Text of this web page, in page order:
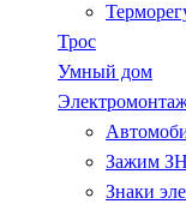
Трос
Умный дом
Зажим
Знаки